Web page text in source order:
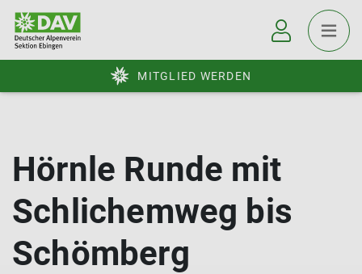
MITGLIED WERDEN
Hörnle Runde mit
Schlichemweg bis
Schömberg